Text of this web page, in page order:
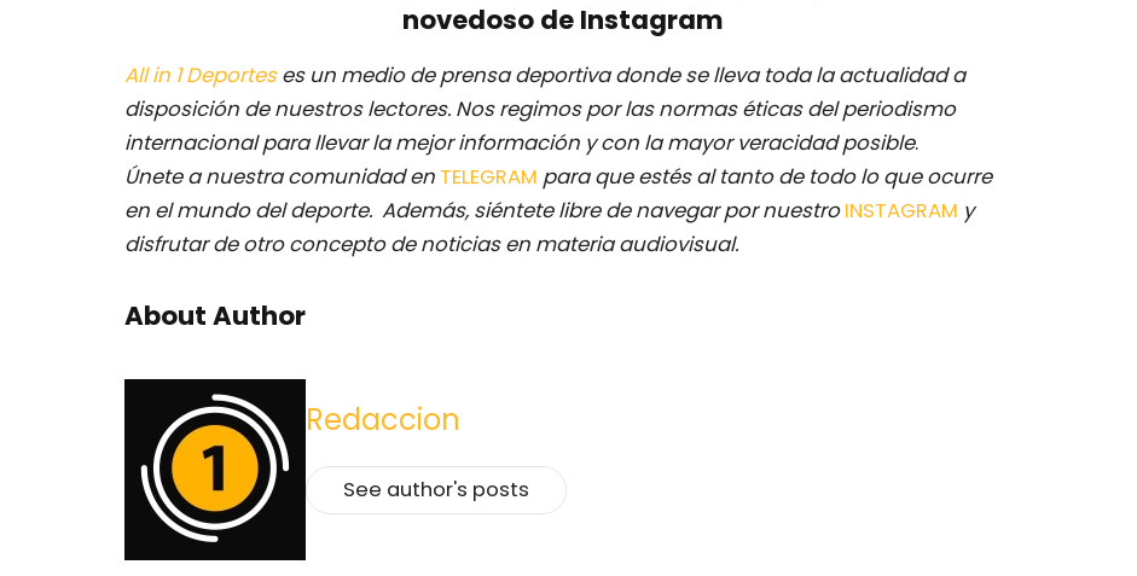
novedoso de Instagram
All in 1 Deporteses un medio de prensa deportiva donde se lleva toda la actualidad a
disposición de nuestros lectores. Nos regimos por las normas éticas del periodismo
internacional para llevar la mejor información y con la mayor veracidad posible.
Únete a nuestra comunidad en TELEGRAM para que estés al tanto de todo lo que ocurre
en el mundo del deporte. Además, siéntete libre de navegar por nuestro INSTAGRAM y
disfrutar de otro concepto de noticias en materia audiovisual.
About Author
Redaccion
See author's posts